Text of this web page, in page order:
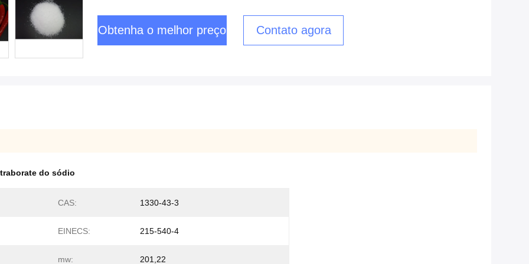
Obtenha o melhor preço Contato agora
do sódio
CAS: 1330-43-3
EINECS: 215-540-4
mw: 201,22